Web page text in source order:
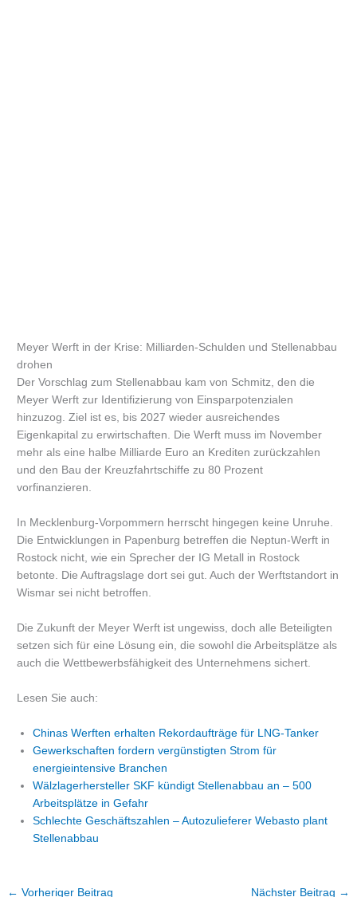
Meyer Werft in der Krise: Milliarden-Schulden und Stellenabbau
drohen
Der Vorschlag zum Stellenabbau kam von Schmitz, den die
Meyer Werft zur Identifizierung von Einsparpotenzialen
hinzuzog. Ziel ist es, bis 2027 wieder ausreichendes
Eigenkapital zu erwirtschaften. Die Werft muss im November
mehr als eine halbe Milliarde Euro an Krediten zurückzahlen
und den Bau der Kreuzfahrtschiffe zu 80 Prozent
vorfinanzieren.
In Mecklenburg-Vorpommern herrscht hingegen keine Unruhe.
Die Entwicklungen in Papenburg betreffen die Neptun-Werft in
Rostock nicht, wie ein Sprecher der IG Metall in Rostock
betonte. Die Auftragslage dort sei gut. Auch der Werftstandort in
Wismar sei nicht betroffen.
Die Zukunft der Meyer Werft ist ungewiss, doch alle Beteiligten
setzen sich für eine Lösung ein, die sowohl die Arbeitsplätze als
auch die Wettbewerbsfähigkeit des Unternehmens sichert.
Lesen Sie auch:
Chinas Werften erhalten Rekordaufträge für LNG-Tanker
Gewerkschaften fordern vergünstigten Strom für
energieintensive Branchen
Wälzlagerhersteller SKF kündigt Stellenabbau an – 500
Arbeitsplätze in Gefahr
Schlechte Geschäftszahlen – Autozulieferer Webasto plant
Stellenabbau
← Vorheriger Beitrag Nächster Beitrag →